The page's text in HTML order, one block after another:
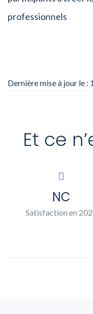
professionnels
Dernière mise à jour le :
Et ce
NC
Satisfaction en